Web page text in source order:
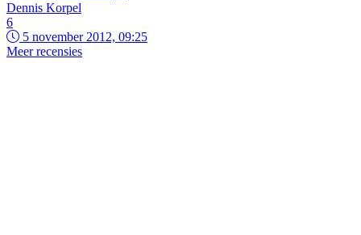
Dennis Korpel
6
5 november 2012, 09:25
Meer recensies